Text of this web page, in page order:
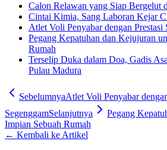
Calon Relawan yang Siap Bergelut
Cintai Kimia, Sang Laboran Kejar
Atlet Voli Penyabar dengan Prestasi
Pegang Kepatuhan dan Kejujuran
Rumah
Terselip Duka dalam Doa, Gadis
Pulau Madura
SebelumnyaAtlet Voli Penyabar
SegenggamSelanjutnya
Pegang
Impian Sebuah Rumah
← Kembali ke Artikel